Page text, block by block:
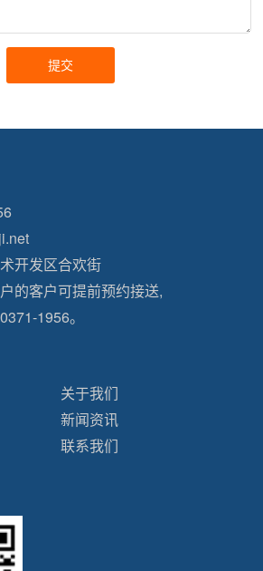
开发区合欢街
的客户可提前预约接送,
1956。
关于我们
新闻资讯
联系我们